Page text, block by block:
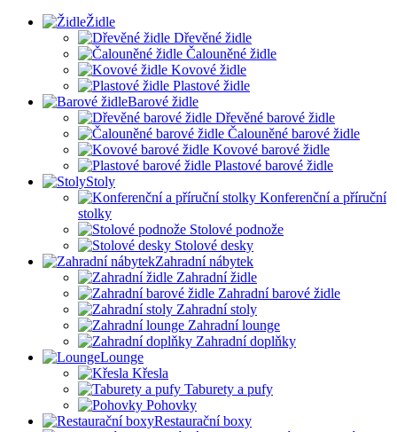
Židle
Dřevěné židle
Čalouněné židle
Kovové židle
Plastové židle
Barové židle
Dřevěné barové židle
Čalouněné barové židle
Kovové barové židle
Plastové barové židle
Stoly
Konferenční a příruční
stolky
Stolové podnože
Stolové desky
Zahradní nábytek
Zahradní židle
Zahradní barové židle
Zahradní stoly
Zahradní lounge
Zahradní doplňky
Lounge
Křesla
Taburety a pufy
Pohovky
Restaurační boxy